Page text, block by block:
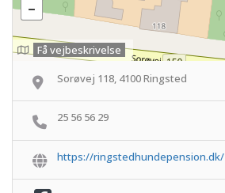
Få vejbeskrivelse
Sorøvej 118, 4100 Ringsted
25 56 56 29
https://ringstedhundepension.dk/